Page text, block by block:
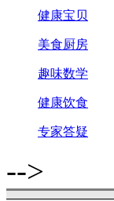
健康宝贝
美食厨房
趣味数学
健康饮食
专家答疑
-->